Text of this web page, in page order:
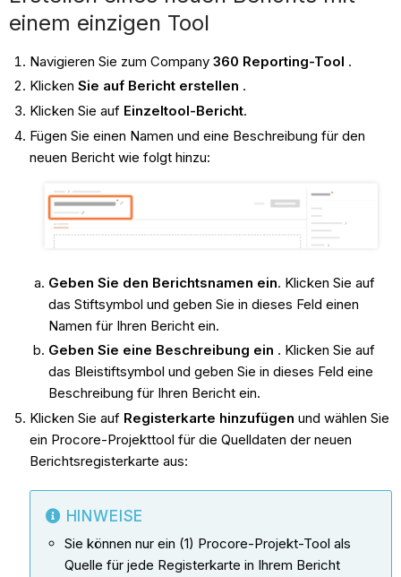
einem einzigen Tool
Navigieren Sie zum Company 360 Reporting-Tool .
Klicken Sie auf Bericht erstellen .
Klicken Sie auf Einzeltool-Bericht.
Fügen Sie einen Namen und eine Beschreibung für den
neuen Bericht wie folgt hinzu:
Geben Sie den Berichtsnamen ein. Klicken Sie auf
das Stiftsymbol und geben Sie in dieses Feld einen
Namen für Ihren Bericht ein.
Geben Sie eine Beschreibung ein . Klicken Sie auf
das Bleistiftsymbol und geben Sie in dieses Feld eine
Beschreibung für Ihren Bericht ein.
Klicken Sie auf Registerkarte hinzufügen und wählen Sie
ein Procore-Projekttool für die Quelldaten der neuen
Berichtsregisterkarte aus:
HINWEISE
Sie können nur ein (1) Procore-Projekt-Tool als
Quelle für jede Registerkarte in Ihrem Bericht